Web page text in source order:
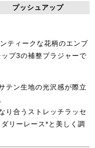
プッシュアップ
ティークな花柄のエンブ
プ3の補整ブラジャーで
テン生地の光沢感が際立
り合うストレッチラッセ
リーレース*と美しく調